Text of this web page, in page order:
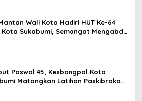
Wali Kota Hadiri HUT Ke-64
Kota Sukabumi, Semangat Mengabdi
Paswal 45, Kesbangpol Kota
Matangkan Latihan Paskibraka